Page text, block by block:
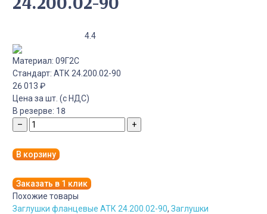
4.4
Материал: 09Г2С
Стандарт: АТК 24.200.02-90
26 013 ₽
Цена за шт. (с НДС)
В резерве: 18
–
+
В корзину
Заказать в 1 клик
Похожие товары
Заглушки фланцевые АТК 24.200.02-90, Заглушки